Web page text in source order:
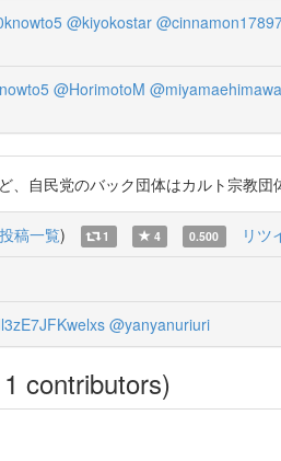
@kiyokostar
@HorimotoM
、自民党のバック団体はカルト宗教
投稿一覧) 1 4 0.500 リツ
@yanyanuriuri
contributors)